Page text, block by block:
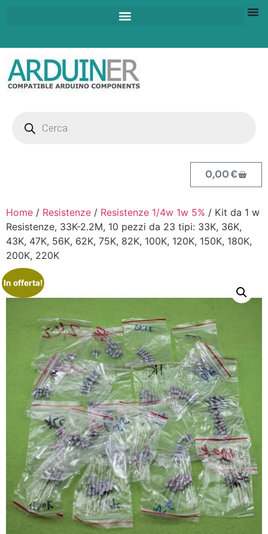
0,00€
Home / Resistenze / Resistenze 1/4w 1w 5% / Kit da 1 w
Resistenze, 33K-2.2M, 10 pezzi da 23 tipi: 33K, 36K,
43K, 47K, 56K, 62K, 75K, 82K, 100K, 120K, 150K, 180K,
200K, 220K
In offerta!